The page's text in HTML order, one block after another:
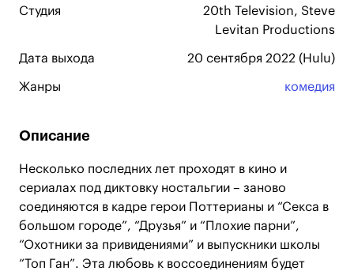
Студия
20th Television, Steve
Levitan Productions
Дата выхода 20 сентября 2022 (Hulu)
Жанры комедия
Описание
Несколько последних лет проходят в кино и
сериалах под диктовку ностальгии – заново
соединяются в кадре герои Поттерианы и “Секса в
большом городе”, “Друзья” и “Плохие парни”,
“Охотники за привидениями” и выпускники школы
“Топ Ган”. Эта любовь к воссоединениям будет